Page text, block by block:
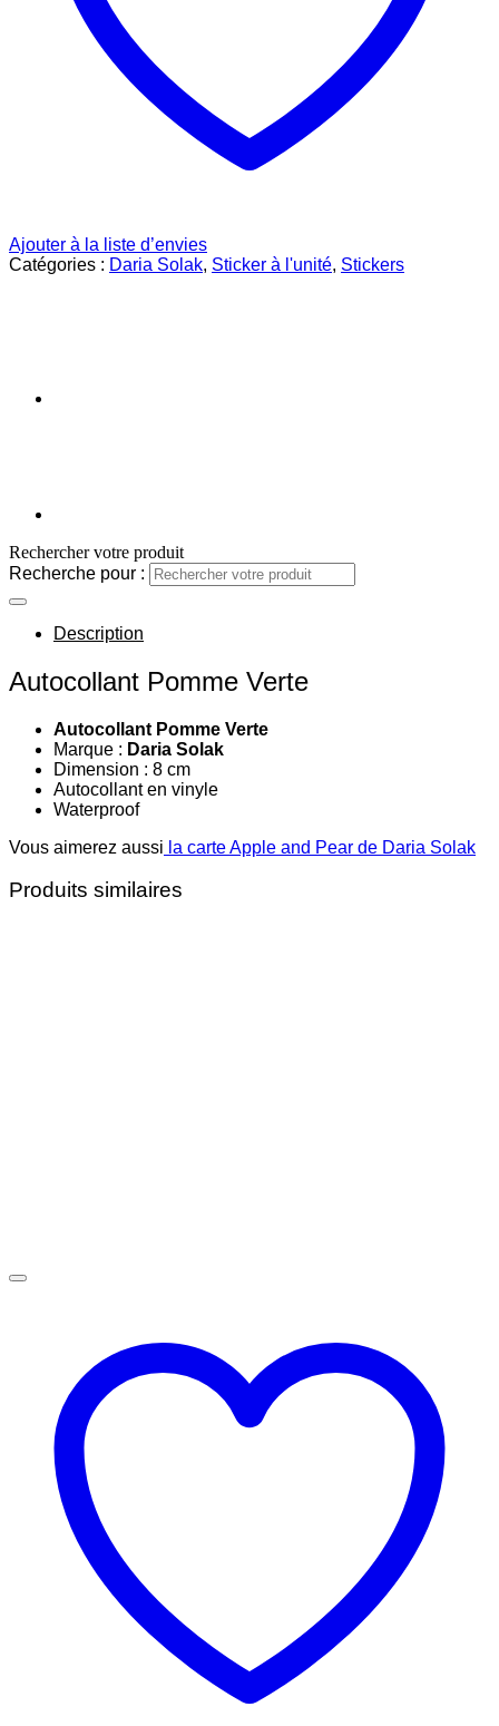
Ajouter à la liste d’envies
Catégories : Daria Solak, Sticker à l'unité, Stickers
Rechercher votre produit
Recherche pour :
Description
Autocollant Pomme Verte
Autocollant Pomme Verte
Marque : Daria Solak
Dimension : 8 cm
Autocollant en vinyle
Waterproof
Vous aimerez aussi la carte Apple and Pear de Daria Solak
Produits similaires